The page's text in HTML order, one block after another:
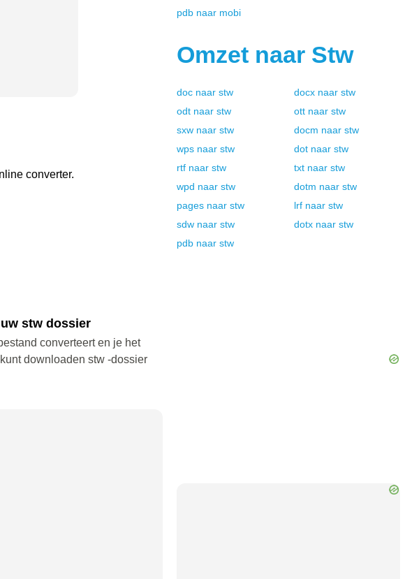
converter.
stw dossier
converteert en je het
downloaden stw -dossier
pdb naar mobi
Omzet naar Stw
doc naar stw docx naar stw
odt naar stw ott naar stw
sxw naar stw docm naar stw
wps naar stw dot naar stw
rtf naar stw txt naar stw
wpd naar stw dotm naar stw
pages naar stw lrf naar stw
sdw naar stw dotx naar stw
pdb naar stw